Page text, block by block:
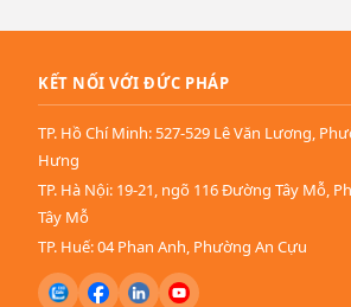
trình, họp hành và học tập một cách thoải mái
KẾT NỐI VỚI ĐỨC PHÁP
TP. Hồ Chí Minh: 527-529 Lê Văn Lương,
Hưng
TP. Hà Nội: 19-21, ngõ 116 Đường Tây Mỗ,
Tây Mỗ
TP. Huế: 04 Phan Anh, Phường An Cựu